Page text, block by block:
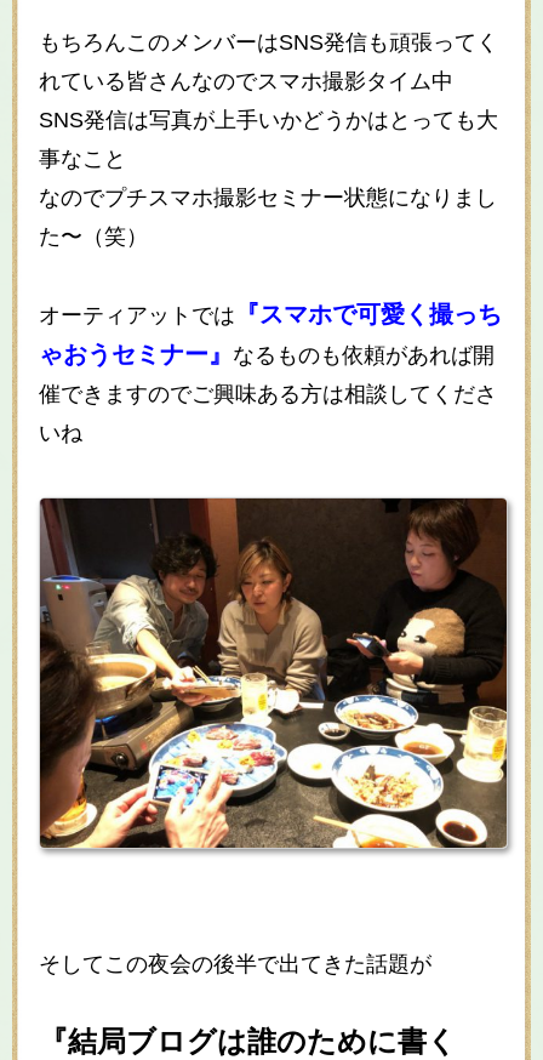
もちろんこのメンバーはSNS発信も頑張ってく
れている皆さんなのでスマホ撮影タイム中
SNS発信は写真が上手いかどうかはとっても大
事なこと
なのでプチスマホ撮影セミナー状態になりまし
た〜（笑）
オーティアットでは
『スマホで可愛く撮っち
ゃおうセミナー』 なるものも依頼があれば開
催できますのでご興味ある方は相談してくださ
いね
そしてこの夜会の後半で出てきた話題が
『結局ブログは誰のために書く